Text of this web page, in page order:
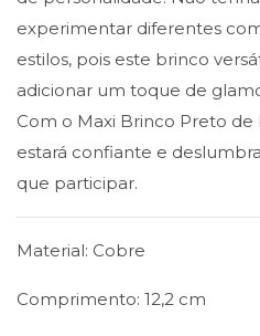
experimentar diferentes
estilos, pois este brinco
adicionar um toque de
Com o Maxi Brinco Preto de
estará confiante e
que participar.
Material: Cobre
Comprimento: 12,2 cm